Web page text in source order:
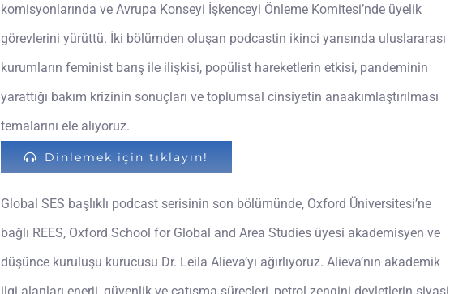
komisyonlarında ve Avrupa Konseyi İşkenceyi Önleme Komitesi’nde üyelik
görevlerini yürüttü. İki bölümden oluşan podcastin ikinci yarısında uluslararası
kurumların feminist barış ile ilişkisi, popülist hareketlerin etkisi, pandeminin
yarattığı bakım krizinin sonuçları ve toplumsal cinsiyetin anaakımlaştırılması
temalarını ele alıyoruz.
Dinlemek için tıklayın!
Global SES başlıklı podcast serisinin son bölümünde, Oxford Üniversitesi’ne
bağlı REES, Oxford School for Global and Area Studies üyesi akademisyen ve
düşünce kuruluşu kurucusu Dr. Leila Alieva’yı ağırlıyoruz. Alieva’nın akademik